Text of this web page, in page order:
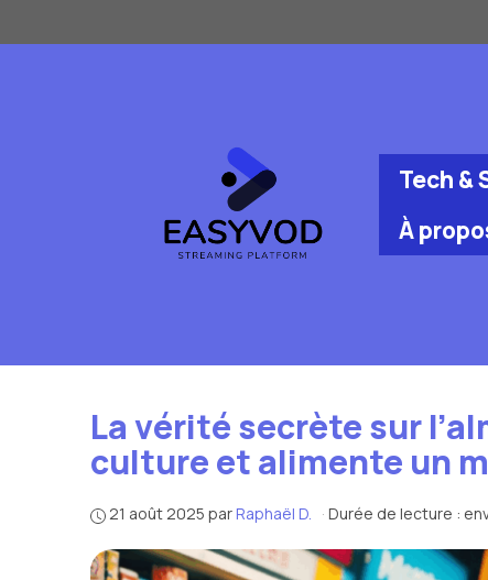
au
Tech &
À
La vérité secrète sur
culture et alimente un
21 août 2025 par Raphaël D. · Durée de lecture :